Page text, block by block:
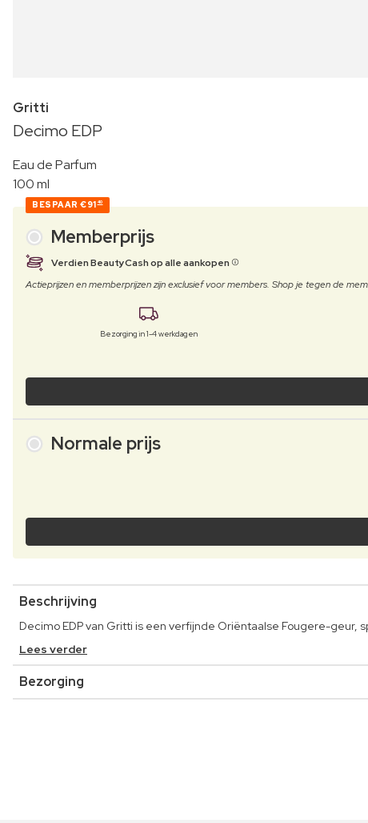
Gritti
Decimo EDP
Eau de Parfum
100 ml
BESPAAR €91 40
Memberprijs
Verdien BeautyCash op alle aankopen
Actieprijzen en memberprijzen zijn exclusief voor members. Shop je tegen de
Bezorging in 1-4 werkdagen
Normale prijs
Beschrijving
Decimo EDP van Gritti is een verfijnde Oriëntaalse Fougere-geur,
Lees verder
Bezorging